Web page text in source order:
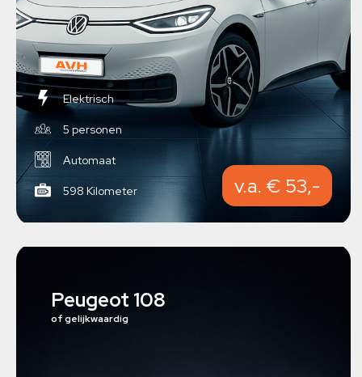
Elektrisch
5 personen
Automaat
598 Kilometer v.a. € 53,-
Peugeot 108
of gelijkwaardig